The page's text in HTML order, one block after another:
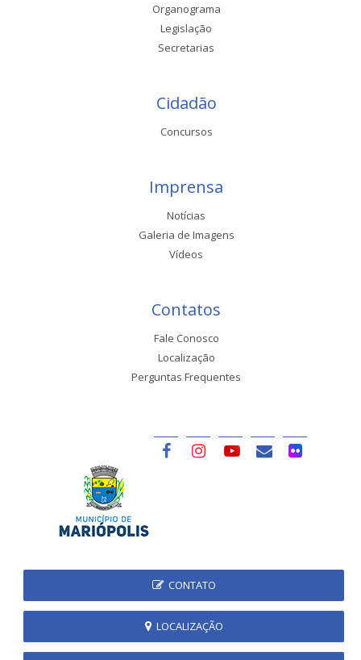
Organograma
Legislação
Secretarias
Cidadão
Concursos
Imprensa
Notícias
Galeria de Imagens
Vídeos
Contatos
Fale Conosco
Localização
Perguntas Frequentes
CONTATO
LOCALIZAÇÃO